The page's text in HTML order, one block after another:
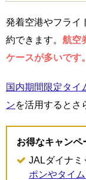
発着空港やフライ
約できます。 航空
ケースが多いです。
国内期間限定タイ
ンを活用するとさ
お得なキャンペ
JALダイナミ
ポンやタイ